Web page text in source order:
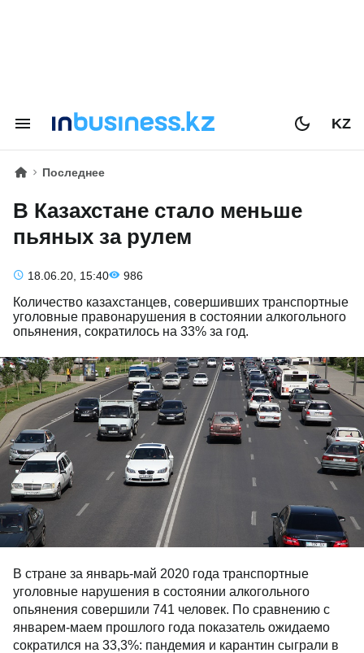
KZ
Последнее
В Казахстане стало меньше
пьяных за рулем
18.06.20, 15:40 986
Количество казахстанцев, совершивших транспортные
уголовные правонарушения в состоянии алкогольного
опьянения, сократилось на 33% за год.
В стране за январь-май 2020 года транспортные
уголовные нарушения в состоянии алкогольного
опьянения совершили 741 человек. По сравнению с
январем-маем прошлого года показатель ожидаемо
сократился на 33,3%: пандемия и карантин сыграли в